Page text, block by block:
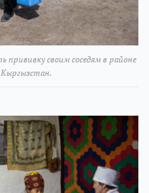
прививку своим соседям в районе